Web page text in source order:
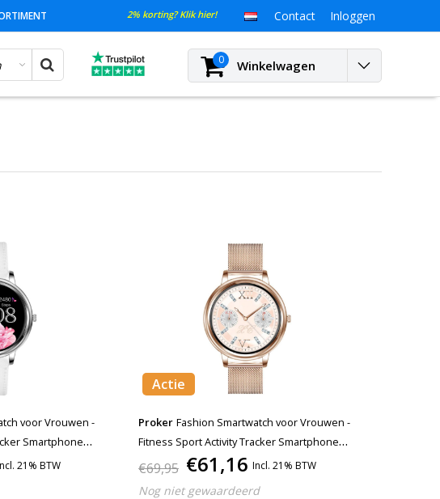
2% korting? Klik hier! Contact Inloggen
0 Winkelwagen
voor Vrouwen -
Smartphone
21% BTW
Actie
Proker Fashion Smartwatch voor Vrouwen -
Fitness Sport Activity Tracker Smartphone
Horloge iOS Android - Goud Staal
€69,95 €61,16 Incl. 21% BTW
Nog niet gewaardeerd